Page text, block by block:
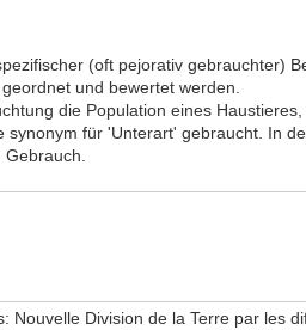
(oft pejorativ gebrauchter)
und bewertet werden.
die Population eines
synonym für 'Unterart' gebraucht. In
Nouvelle Division de la Terre par les